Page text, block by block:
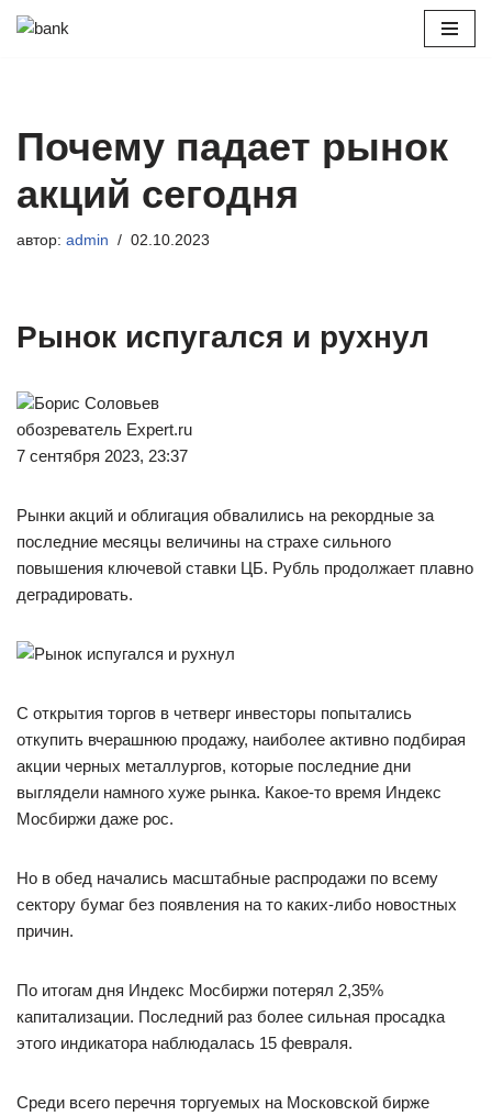
Почему падает рынок
акций сегодня
автор: admin 02.10.2023
Рынок испугался и рухнул
Борис Соловьев
обозреватель Expert.ru
7 сентября 2023, 23:37
Рынки акций и облигация обвалились на рекордные за
последние месяцы величины на страхе сильного
повышения ключевой ставки ЦБ. Рубль продолжает плавно
деградировать.
С открытия торгов в четверг инвесторы попытались
откупить вчерашнюю продажу, наиболее активно подбирая
акции черных металлургов, которые последние дни
выглядели намного хуже рынка. Какое-то время Индекс
Мосбиржи даже рос.
Но в обед начались масштабные распродажи по всему
сектору бумаг без появления на то каких-либо новостных
причин.
По итогам дня Индекс Мосбиржи потерял 2,35%
капитализации. Последний раз более сильная просадка
этого индикатора наблюдалась 15 февраля.
Среди всего перечня торгуемых на Московской бирже